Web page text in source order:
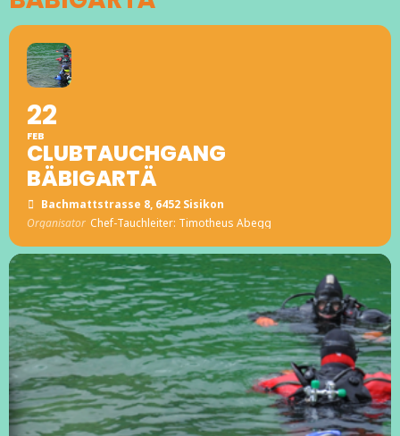
22
FEB
CLUBTAUCHGANG
BÄBIGARTÄ
Bachmattstrasse 8, 6452 Sisikon
Organisator Chef-Tauchleiter: Timotheus Abegg